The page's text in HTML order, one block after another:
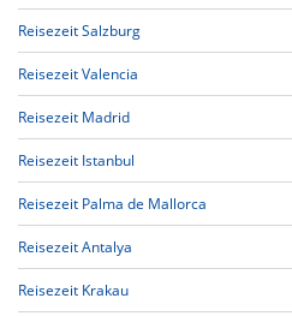
Reisezeit Salzburg
Reisezeit Valencia
Reisezeit Madrid
Reisezeit Istanbul
Reisezeit Palma de Mallorca
Reisezeit Antalya
Reisezeit Krakau